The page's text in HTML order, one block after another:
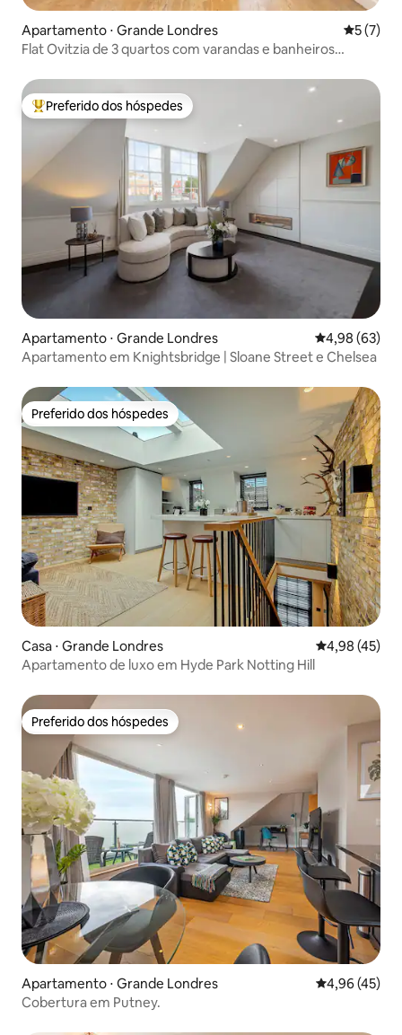
Apartamento ⋅ Grande Londres 5 de
5 (7)
Flat Ovitzia de 3 quartos com varandas e banheiros
Entre os melhores preferidos dos hóspedes
Preferido dos hóspedes
Apartamento ⋅ Grande Londres 4,98 de uma
4,98 (63)
Apartamento em Knightsbridge | Sloane Street e Chelsea
Preferido dos hóspedes
Preferido dos hóspedes
Casa ⋅ Grande Londres 4,98 de uma
4,98 (45)
Apartamento de luxo em Hyde Park Notting Hill
Preferido dos hóspedes
Preferido dos hóspedes
Apartamento ⋅ Grande Londres 4,96 de uma
4,96 (45)
Cobertura em Putney.